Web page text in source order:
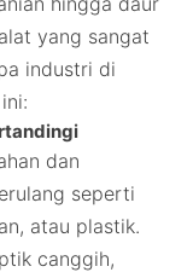
yang sangat
industri di
dan
seperti
atau plastik.
canggih,